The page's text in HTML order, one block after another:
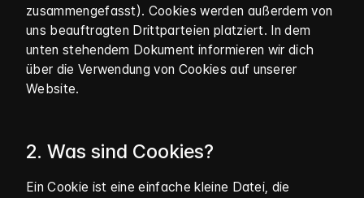
zusammengefasst). Cookies werden außerdem von
uns beauftragten Drittparteien platziert. In dem
unten stehendem Dokument informieren wir dich
über die Verwendung von Cookies auf unserer
Website.
2. Was sind Cookies?
Ein Cookie ist eine einfache kleine Datei, die